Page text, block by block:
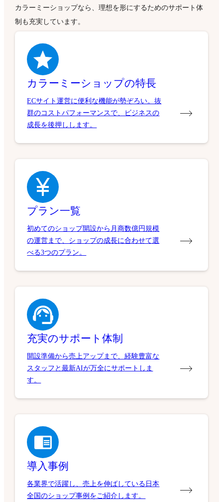
カラーミーショップなら、理想を形にするためのサポート体
制も充実しています。
カラーミーショップの特長
ECサイト運営に便利な機能が勢ぞろい。抜
群のコストパフォーマンスで、ビジネスの
成長を後押しします。
プラン一覧
初めてのショップ開設から月商数億円規模
の運営まで、ショップの成長に合わせて選
べる3つのプラン。
充実のサポート体制
開設準備から売上アップまで、経験豊富な
スタッフと最新AIが万全にサポートしま
す。
導入事例
各業界で活躍し、売上を伸ばしている日本
全国のショップ事例をご紹介します。